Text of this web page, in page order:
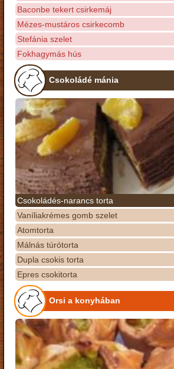
Baconbe tekert csirkemáj
Mézes-mustáros csirkecomb
Stefánia szelet
Fokhagymás hús
Csokoládé mánia
Csokoládés-narancs torta
Vaníliakrémes gomb szelet
Atomtorta
Málnás túrótorta
Dupla csokis torta
Epres csokitorta
Orsi a konyhában